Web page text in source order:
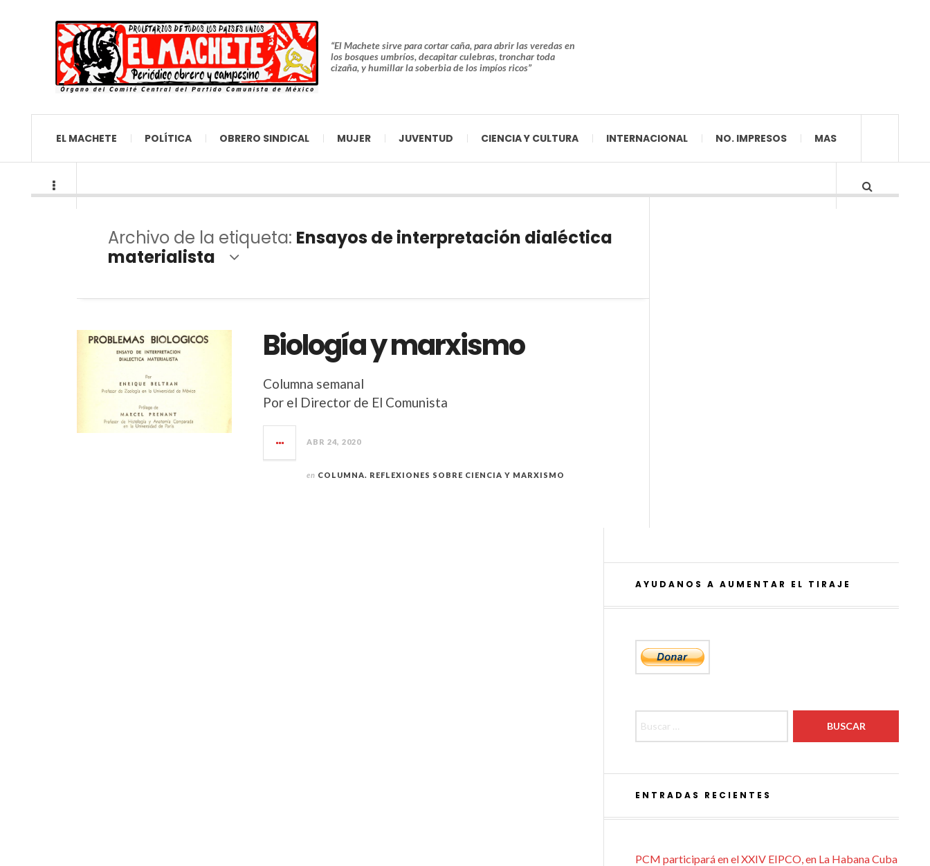
“El Machete sirve para cortar caña, para abrir las veredas en
los bosques umbríos, decapitar culebras, tronchar toda
cizaña, y humillar la soberbia de los impíos ricos”
EL MACHETE POLÍTICA OBRERO SINDICAL MUJER JUVENTUD CIENCIA Y CULTURA INTERNACIONAL NO. IMPRESOS MAS
Archivo de la etiqueta: Ensayos de interpretación dialéctica
materialista
Biología y marxismo
Columna semanal
Por el Director de El Comunista
ABR 24, 2020
en COLUMNA. REFLEXIONES SOBRE CIENCIA Y MARXISMO
AYUDANOS A AUMENTAR EL TIRAJE
ENTRADAS RECIENTES
PCM participará en el XXIV EIPCO, en La Habana Cuba